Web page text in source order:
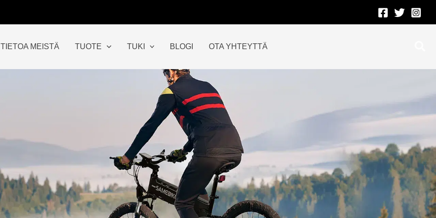
TIETOA MEISTÄ TUOTE TUKI BLOGI OTA YHTEYTTÄ